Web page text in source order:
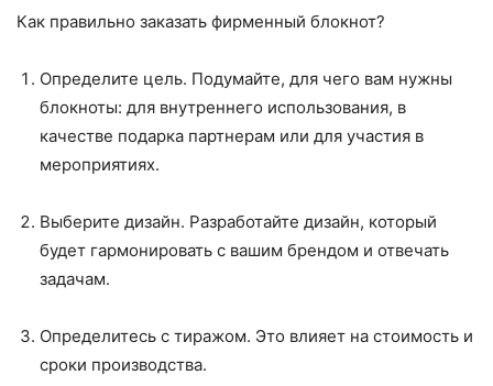
Как правильно заказать фирменный блокнот?
Определите цель. Подумайте, для чего вам нужны
блокноты: для внутреннего использования, в
качестве подарка партнерам или для участия в
мероприятиях.
Выберите дизайн. Разработайте дизайн, который
будет гармонировать с вашим брендом и отвечать
задачам.
Определитесь с тиражом. Это влияет на стоимость и
сроки производства.